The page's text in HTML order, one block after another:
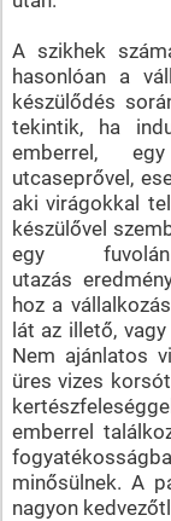
A szikhek
hasonlóan a
készülődés
tekintik, ha
emberrel,
utcaseprővel,
aki virágokkal
készülővel
egy
utazás
hoz a
lát az illető,
Nem ajánlatos
üres vizes
emberrel
minősülnek. A
nagyon